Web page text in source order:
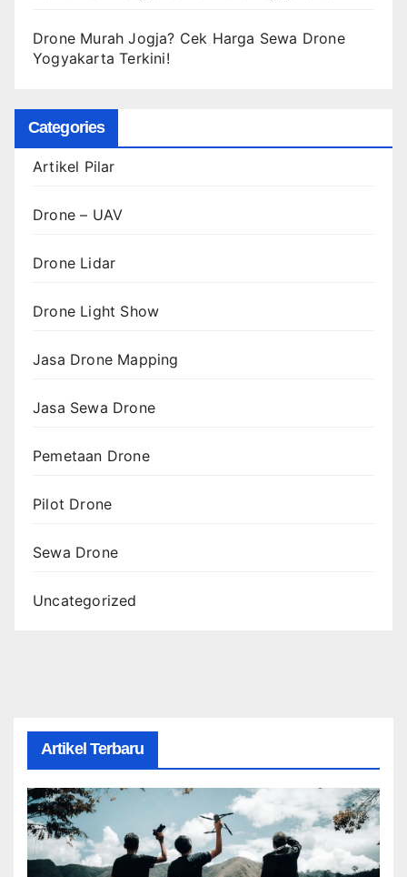
Drone Murah Jogja? Cek Harga Sewa Drone
Yogyakarta Terkini!
Categories
Artikel Pilar
Drone – UAV
Drone Lidar
Drone Light Show
Jasa Drone Mapping
Jasa Sewa Drone
Pemetaan Drone
Pilot Drone
Sewa Drone
Uncategorized
Artikel Terbaru